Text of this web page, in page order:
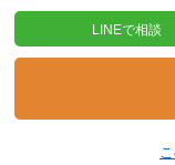
LINEで相談